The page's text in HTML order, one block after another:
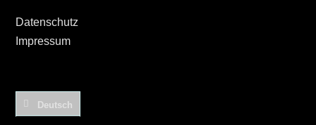
Datenschutz
Impressum
Deutsch